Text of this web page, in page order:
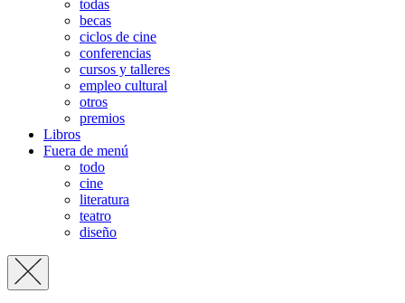
todas
becas
ciclos de cine
conferencias
cursos y talleres
empleo cultural
otros
premios
Libros
Fuera de menú
todo
cine
literatura
teatro
diseño